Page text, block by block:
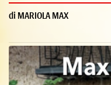
di MARIOLA MAX